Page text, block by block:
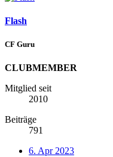
Flash
CF Guru
CLUBMEMBER
Mitglied seit
2010
Beiträge
791
6. Apr 2023